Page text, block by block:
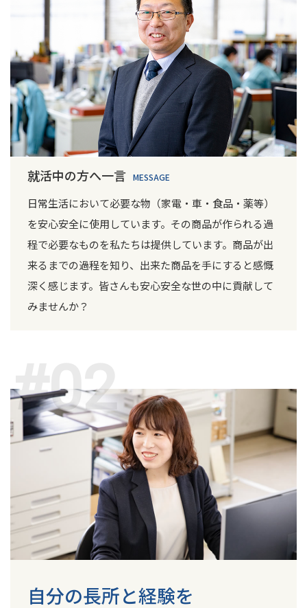
就活中の方へ一言 MESSAGE
日常生活において必要な物（家電・車・食品・薬等）
を安心安全に使用しています。その商品が作られる過
程で必要なものを私たちは提供しています。商品が出
来るまでの過程を知り、出来た商品を手にすると感慨
深く感じます。皆さんも安心安全な世の中に貢献して
みませんか？
#02
自分の長所と経験を